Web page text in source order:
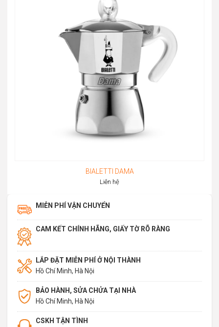
BIALETTI DAMA
Liên hệ
MIỄN PHÍ VẬN CHUYỂN
CAM KẾT CHÍNH HÃNG, GIẤY TỜ RÕ RÀNG
LẮP ĐẶT MIỄN PHÍ Ở NỘI THÀNH
Hồ Chí Minh, Hà Nội
BẢO HÀNH, SỬA CHỬA TẠI NHÀ
Hồ Chí Minh, Hà Nội
CSKH TẬN TÌNH